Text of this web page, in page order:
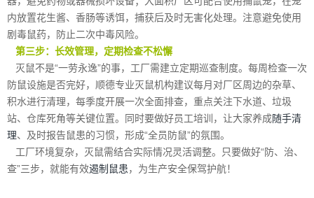
内放置花生酱、香肠等诱饵，捕获后及时无害化处理。注意避免使用
剧毒鼠药，防止二次中毒风险。
第三步：长效管理，定期检查不松懈
灭鼠不是“一劳永逸”的事，工厂需建立定期巡查制度。每周检查一次
防鼠设施是否完好，顺德专业灭鼠机构建议每月对厂区周边的杂草、
积水进行清理，每季度开展一次全面排查，重点关注下水道、垃圾
站、仓库死角等关键位置。同时要做好员工培训，让大家养成随手清
理、及时报告鼠患的习惯，形成“全员防鼠”的氛围。
工厂环境复杂，灭鼠需结合实际情况灵活调整。只要做好“防、治、
查”三步，就能有效遏制鼠患，为生产安全保驾护航！